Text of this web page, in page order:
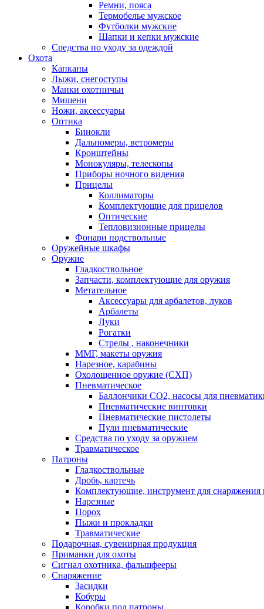
Ремни, пояса
Термобелье мужское
Футболки мужские
Шапки и кепки мужские
Средства по уходу за одеждой
Охота
Капканы
Лыжи, снегоступы
Манки охотничьи
Мишени
Ножи, аксессуары
Оптика
Бинокли
Дальномеры, ветромеры
Кронштейны
Монокуляры, телескопы
Приборы ночного видения
Прицелы
Коллиматоры
Комплектующие для прицелов
Оптические
Тепловизионные прицелы
Фонари подствольные
Оружейные шкафы
Оружие
Гладкоствольное
Запчасти, комплектующие для оружия
Метательное
Аксессуары для арбалетов, луков
Арбалеты
Луки
Рогатки
Стрелы , наконечники
ММГ, макеты оружия
Нарезное, карабины
Охолощенное оружие (СХП)
Пневматическое
Баллончики СО2, насосы для
Пневматические винтовки
Пневматические пистолеты
Пули пневматические
Средства по уходу за оружием
Травматическое
Патроны
Гладкоствольные
Дробь, картечь
Комплектующие, инструмент для снаряжения
Нарезные
Порох
Пыжи и прокладки
Травматические
Подарочная, сувенирная продукция
Приманки для охоты
Сигнал охотника, фальшфееры
Снаряжение
Засидки
Кобуры
Коробки под патроны